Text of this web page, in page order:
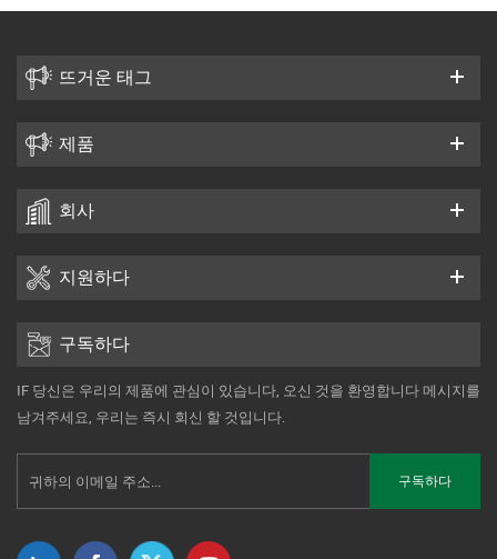
뜨거운 태그
제품
회사
지원하다
구독하다
IF 당신은 우리의 제품에 관심이 있습니다, 오신 것을 환영합니다 메시지를
남겨주세요, 우리는 즉시 회신 할 것입니다.